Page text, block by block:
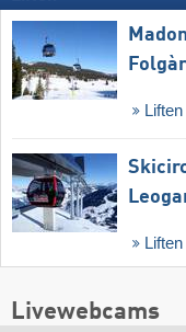
Liften
Liften
Livewebcams